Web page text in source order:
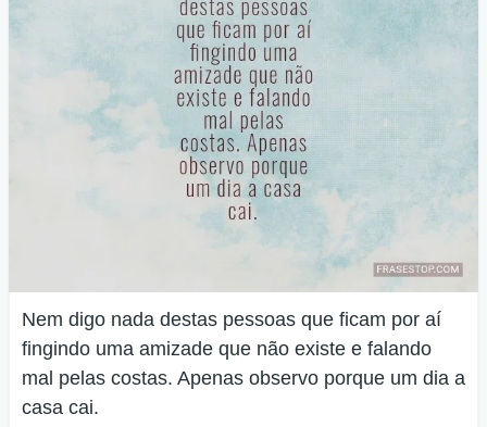
Nem digo nada destas pessoas que ficam por aí
fingindo uma amizade que não existe e falando
mal pelas costas. Apenas observo porque um dia a
casa cai.